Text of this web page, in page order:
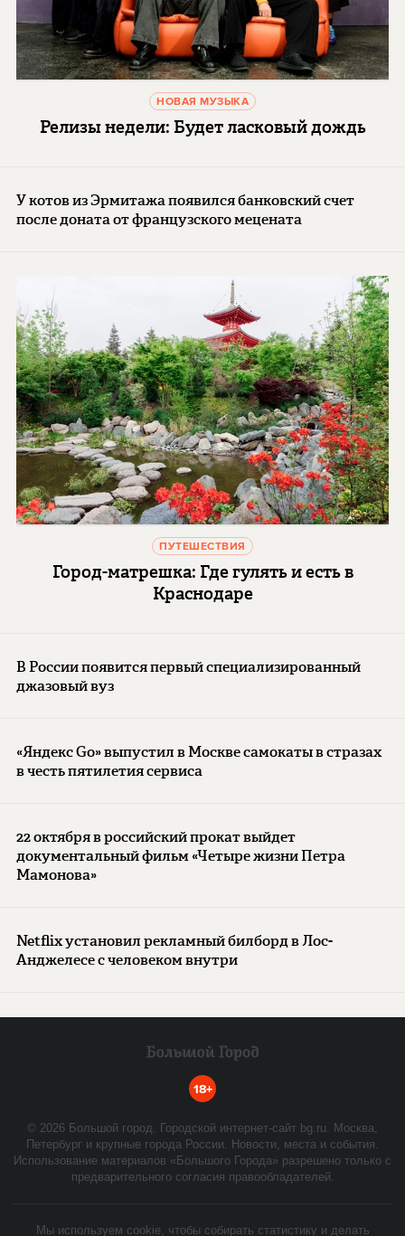
НОВАЯ МУЗЫКА
Релизы недели: Будет ласковый дождь
У котов из Эрмитажа появился банковский счет
после доната от французского мецената
ПУТЕШЕСТВИЯ
Город-матрешка: Где гулять и есть в
Краснодаре
В России появится первый специализированный
джазовый вуз
«Яндекс Go» выпустил в Москве самокаты в стразах
в честь пятилетия сервиса
22 октября в российский прокат выйдет
документальный фильм «Четыре жизни Петра
Мамонова»
Netflix установил рекламный билборд в Лос-
Анджелесе с человеком внутри
18+
© 2026 Большой город. Городской интернет-сайт bg.ru. Москва,
Петербург и крупные города России. Новости, места и события.
Использование материалов «Большого Города» разрешено только с
предварительного согласия правообладателей.
Мы используем cookie, чтобы собирать статистику и делать